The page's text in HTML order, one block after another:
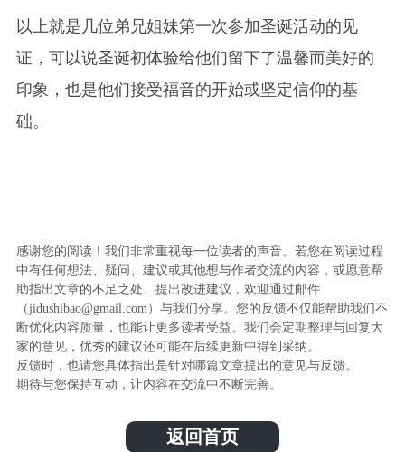
以上就是几位弟兄姐妹第一次参加圣诞活动的见
证，可以说圣诞初体验给他们留下了温馨而美好的
印象，也是他们接受福音的开始或坚定信仰的基
础。
感谢您的阅读！我们非常重视每一位读者的声音。若您在阅读过程
中有任何想法、疑问、建议或其他想与作者交流的内容，或愿意帮
助指出文章的不足之处、提出改进建议，欢迎通过邮件
（jidushibao@gmail.com）与我们分享。您的反馈不仅能帮助我们不
断优化内容质量，也能让更多读者受益。我们会定期整理与回复大
家的意见，优秀的建议还可能在后续更新中得到采纳。
反馈时，也请您具体指出是针对哪篇文章提出的意见与反馈。
期待与您保持互动，让内容在交流中不断完善。
返回首页